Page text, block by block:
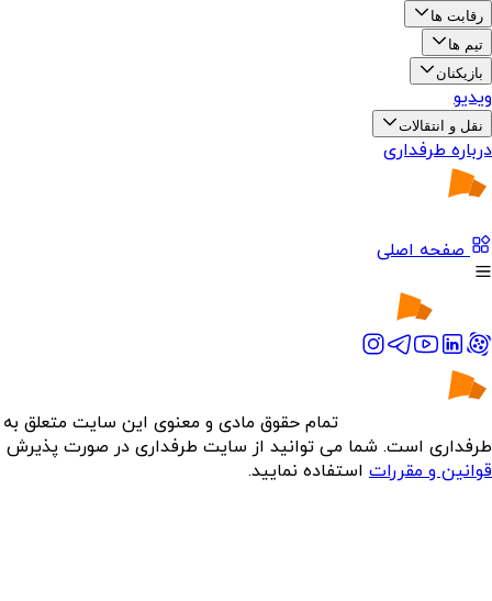
رقابت ها
تیم ها
بازیکنان
ویدیو
نقل و انتقالات
درباره طرفداری
صفحه اصلی
تمام حقوق مادی و معنوی این سایت متعلق به
طرفداری است. شما می توانید از سایت طرفداری در صورت پذیرش
قوانین و مقررات استفاده نمایید.